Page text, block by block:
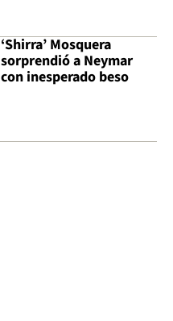
‘Shirra’ Mosquera
sorprendió a Neymar
con inesperado beso